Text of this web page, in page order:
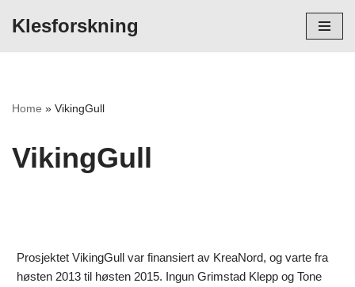
Klesforskning
Home » VikingGull
VikingGull
Prosjektet VikingGull var finansiert av KreaNord, og varte fra
høsten 2013 til høsten 2015. Ingun Grimstad Klepp og Tone